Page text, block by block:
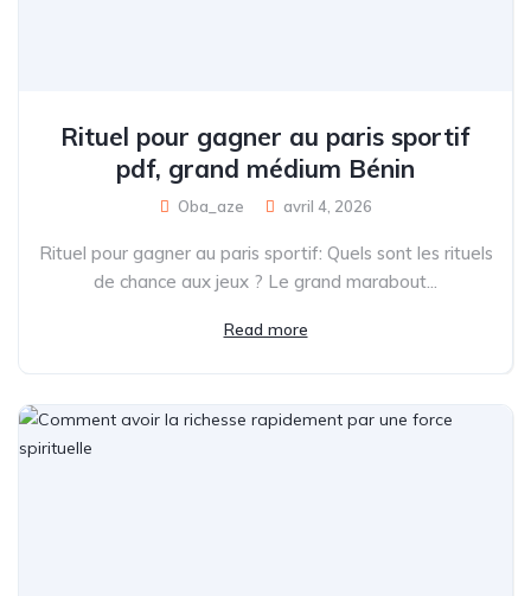
Rituel pour gagner au paris sportif
pdf, grand médium Bénin
Oba_aze avril 4, 2026
Rituel pour gagner au paris sportif: Quels sont les rituels
de chance aux jeux ? Le grand marabout...
Read more